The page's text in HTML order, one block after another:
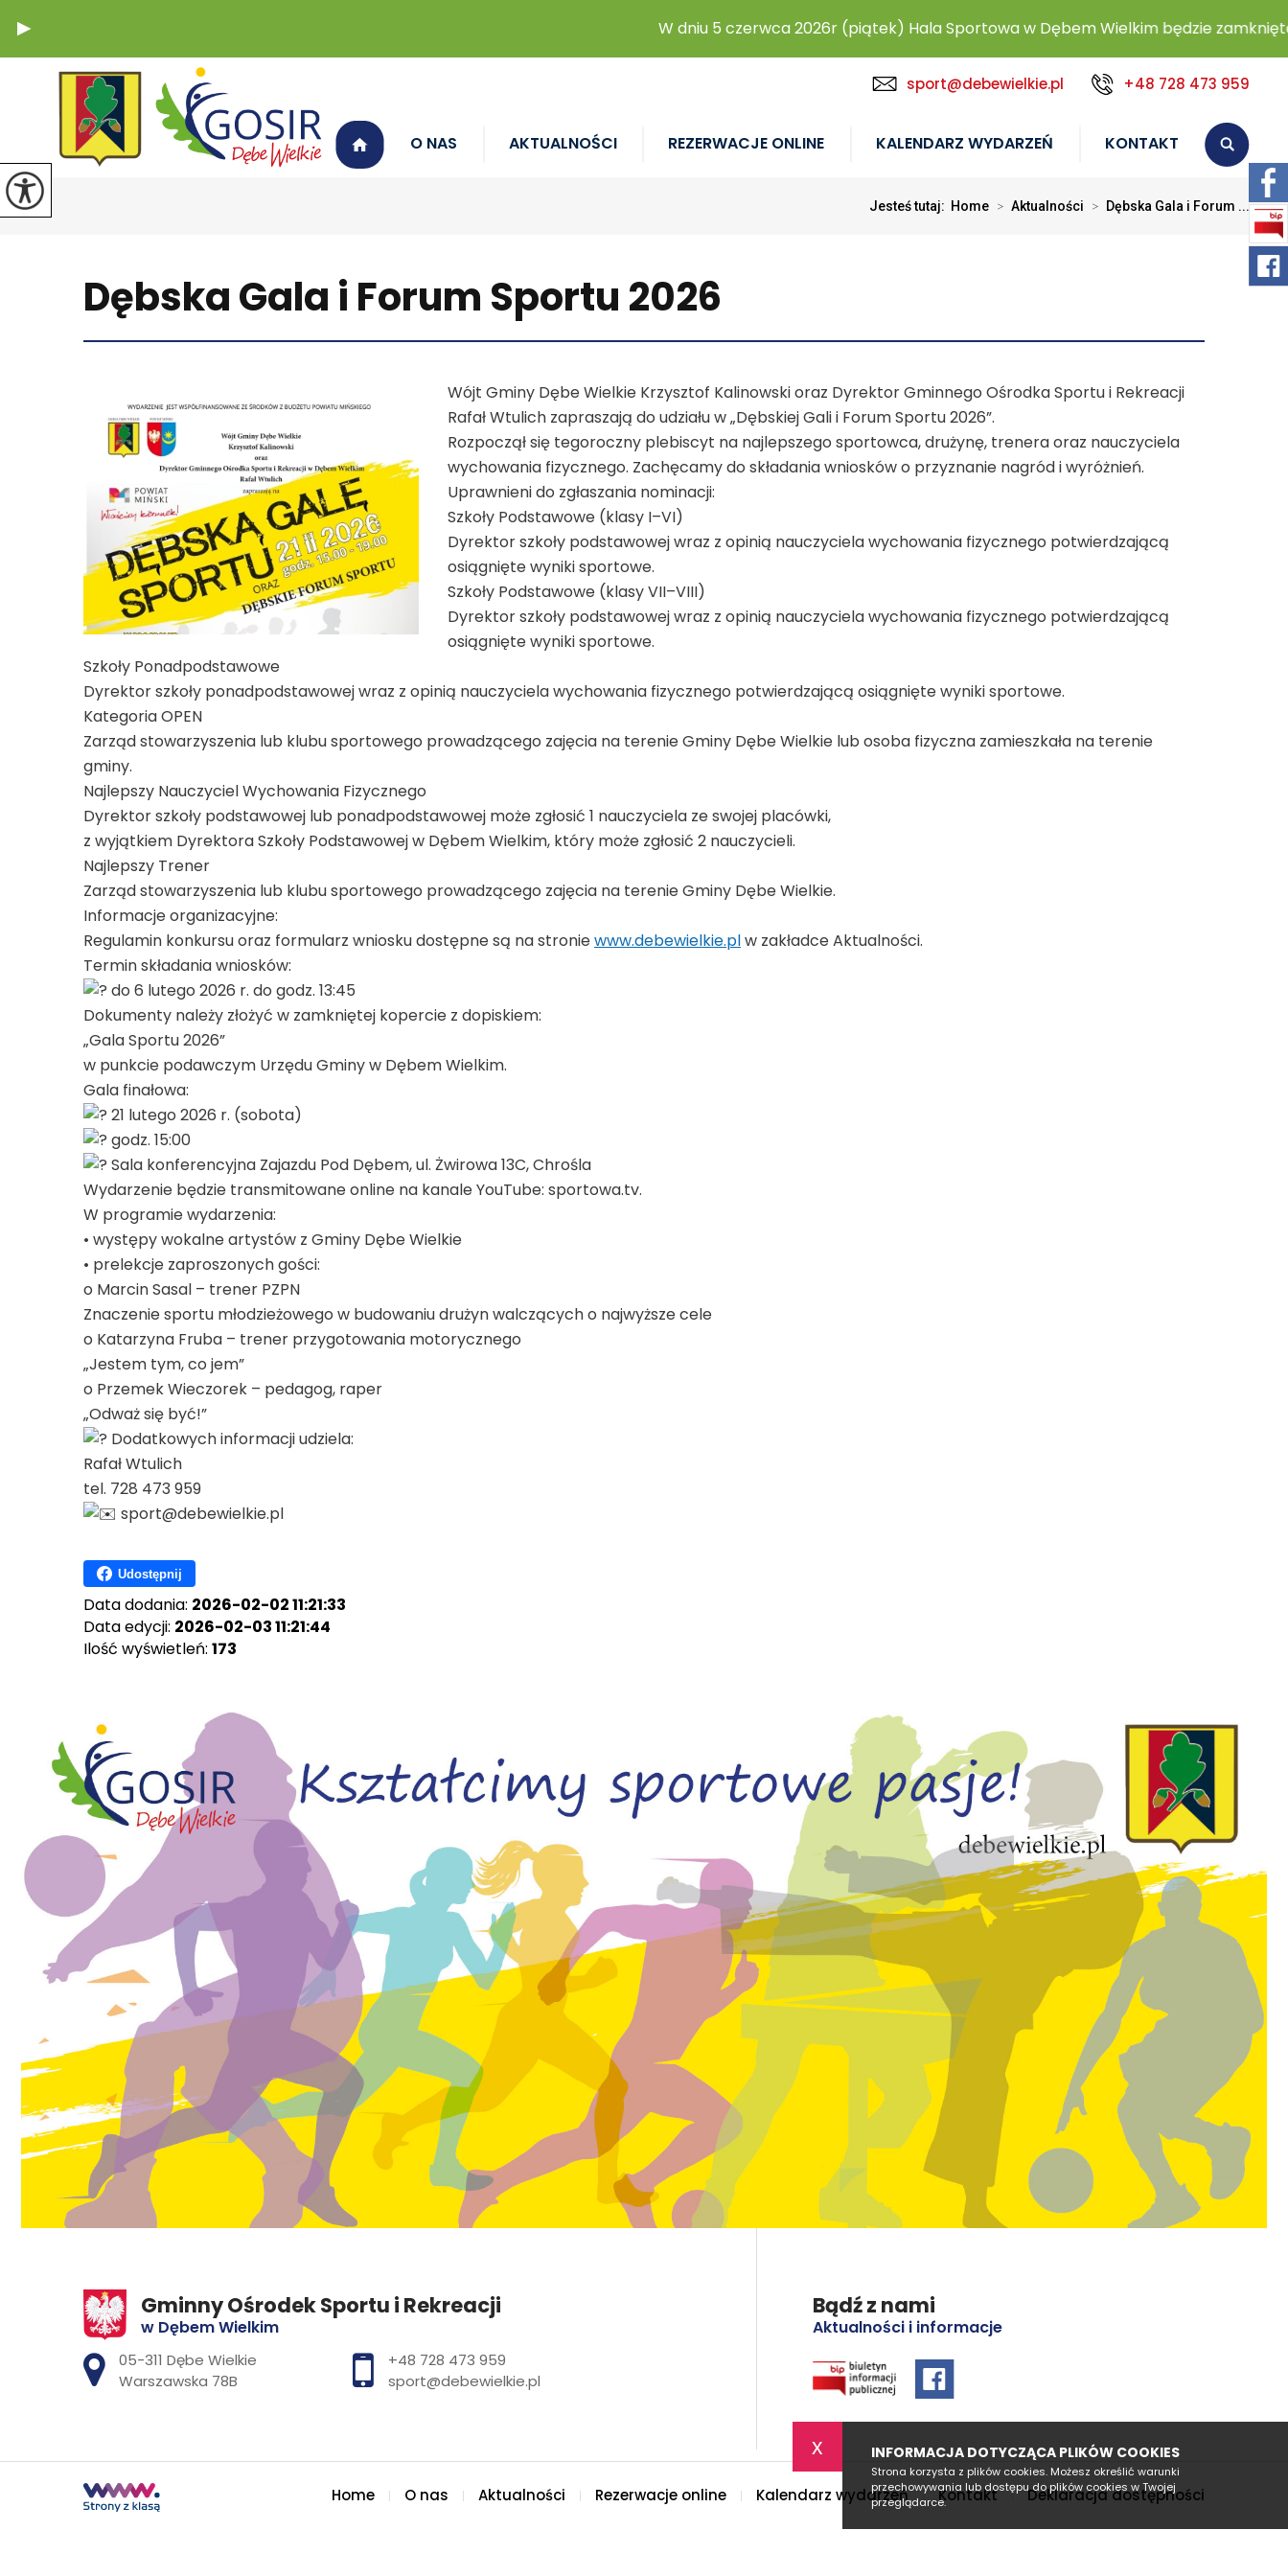
x INFORMACJA DOTYCZĄCA PLIKÓW COOKIES
Strona korzysta z plików cookies. Możesz określić warunki
przechowywania lub dostępu do plików cookies w Twojej
przeglądarce.
W dniu 5 czerwca 2026r (piątek) Hala Sportowa w Dębem Wielkim będzie zamknięta.
sport@debewielkie.pl +48 728 473 959
O NAS AKTUALNOŚCI REZERWACJE ONLINE KALENDARZ WYDARZEŃ KONTAKT
Jesteś tutaj: Home > Aktualności > Dębska Gala i Forum ...
Dębska Gala i Forum Sportu 2026
Wójt Gminy Dębe Wielkie Krzysztof Kalinowski oraz Dyrektor Gminnego Ośrodka Sportu i Rekreacji
Rafał Wtulich zapraszają do udziału w „Dębskiej Gali i Forum Sportu 2026”.
Rozpoczął się tegoroczny plebiscyt na najlepszego sportowca, drużynę, trenera oraz nauczyciela
wychowania fizycznego. Zachęcamy do składania wniosków o przyznanie nagród i wyróżnień.
Uprawnieni do zgłaszania nominacji:
Szkoły Podstawowe (klasy I–VI)
Dyrektor szkoły podstawowej wraz z opinią nauczyciela wychowania fizycznego potwierdzającą
osiągnięte wyniki sportowe.
Szkoły Podstawowe (klasy VII–VIII)
Dyrektor szkoły podstawowej wraz z opinią nauczyciela wychowania fizycznego potwierdzającą
osiągnięte wyniki sportowe.
Szkoły Ponadpodstawowe
Dyrektor szkoły ponadpodstawowej wraz z opinią nauczyciela wychowania fizycznego potwierdzającą osiągnięte wyniki sportowe.
Kategoria OPEN
Zarząd stowarzyszenia lub klubu sportowego prowadzącego zajęcia na terenie Gminy Dębe Wielkie lub osoba fizyczna zamieszkała na terenie
gminy.
Najlepszy Nauczyciel Wychowania Fizycznego
Dyrektor szkoły podstawowej lub ponadpodstawowej może zgłosić 1 nauczyciela ze swojej placówki,
z wyjątkiem Dyrektora Szkoły Podstawowej w Dębem Wielkim, który może zgłosić 2 nauczycieli.
Najlepszy Trener
Zarząd stowarzyszenia lub klubu sportowego prowadzącego zajęcia na terenie Gminy Dębe Wielkie.
Informacje organizacyjne:
Regulamin konkursu oraz formularz wniosku dostępne są na stroniewww.debewielkie.plw zakładce Aktualności.
Termin składania wniosków:
do 6 lutego 2026 r. do godz. 13:45
Dokumenty należy złożyć w zamkniętej kopercie z dopiskiem:
„Gala Sportu 2026”
w punkcie podawczym Urzędu Gminy w Dębem Wielkim.
Gala finałowa:
21 lutego 2026 r. (sobota)
godz. 15:00
Sala konferencyjna Zajazdu Pod Dębem, ul. Żwirowa 13C, Chrośla
Wydarzenie będzie transmitowane online na kanale YouTube: sportowa.tv.
W programie wydarzenia:
• występy wokalne artystów z Gminy Dębe Wielkie
• prelekcje zaproszonych gości:
o Marcin Sasal – trener PZPN
Znaczenie sportu młodzieżowego w budowaniu drużyn walczących o najwyższe cele
o Katarzyna Fruba – trener przygotowania motorycznego
„Jestem tym, co jem”
o Przemek Wieczorek – pedagog, raper
„Odważ się być!”
Dodatkowych informacji udziela:
Rafał Wtulich
tel. 728 473 959
sport@debewielkie.pl
Udostępnij
Data dodania: 2026-02-02 11:21:33
Data edycji: 2026-02-03 11:21:44
Ilość wyświetleń: 173
Gminny Ośrodek Sportu i Rekreacji
w Dębem Wielkim
Adres pocztowy:
05-311 Dębe Wielkie
Warszawska 78B
+48 728 473 959
sport@debewielkie.pl
Bądź z nami
Aktualności i informacje
Home O nas Aktualności Rezerwacje online Kalendarz wydarzeń Kontakt Deklaracja dostępności